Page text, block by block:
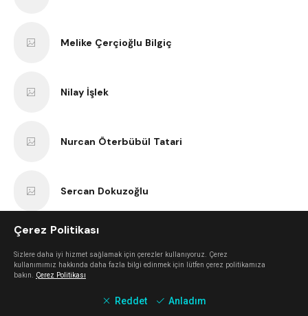
Melike Çerçioğlu Bilgiç
Nilay İşlek
Nurcan Öterbübül Tatari
Sercan Dokuzoğlu
Çerez Politikası
Sizlere daha iyi hizmet sağlamak için çerezler kullanıyoruz. Çerez
kullanımımız hakkında daha fazla bilgi edinmek için lütfen çerez politikamıza
bakın. Çerez Politikası
Reddet Anladım